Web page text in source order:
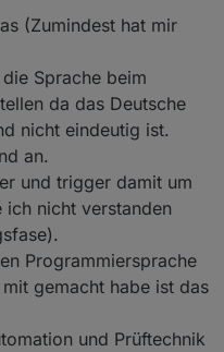
(Zumindest hat mir
Sprache beim
da das Deutsche
nicht eindeutig ist.
an.
und trigger damit um
ich nicht verstanden
Programmiersprache
gemacht habe ist das
und Prüftechnik